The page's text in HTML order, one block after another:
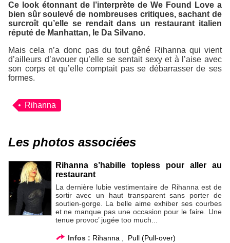
Ce look étonnant de l’interprète de We Found Love a
bien sûr soulevé de nombreuses critiques, sachant de
surcroît qu’elle se rendait dans un restaurant italien
réputé de Manhattan, le Da Silvano.
Mais cela n’a donc pas du tout gêné Rihanna qui vient
d’ailleurs d’avouer qu’elle se sentait sexy et à l’aise avec
son corps et qu’elle comptait pas se débarrasser de ses
formes.
Rihanna
Les photos associées
Rihanna s’habille topless pour aller au
restaurant
La dernière lubie vestimentaire de Rihanna est de
sortir avec un haut transparent sans porter de
soutien-gorge. La belle aime exhiber ses courbes
et ne manque pas une occasion pour le faire. Une
tenue provoc’ jugée too much...
Infos : Rihanna
Pull (Pull-over)